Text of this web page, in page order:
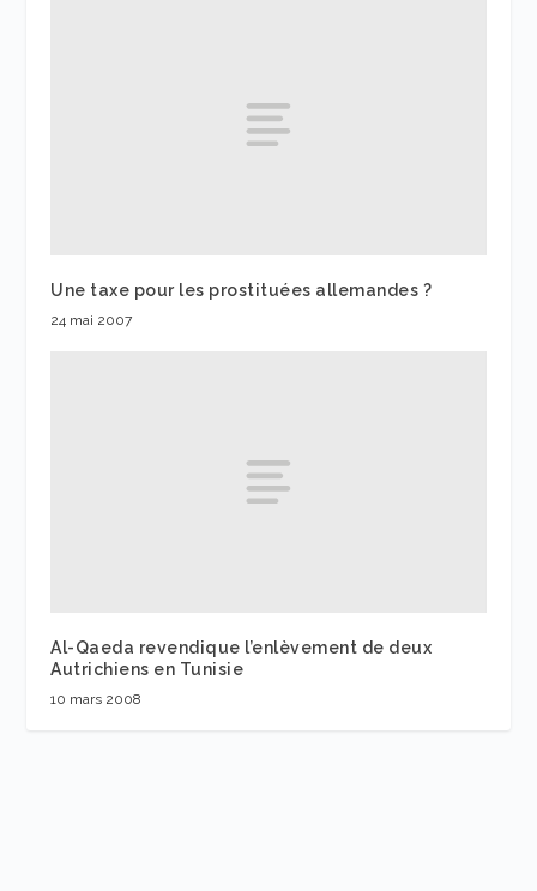
Une taxe pour les prostituées allemandes ?
24 mai 2007
Al-Qaeda revendique l’enlèvement de deux
Autrichiens en Tunisie
10 mars 2008